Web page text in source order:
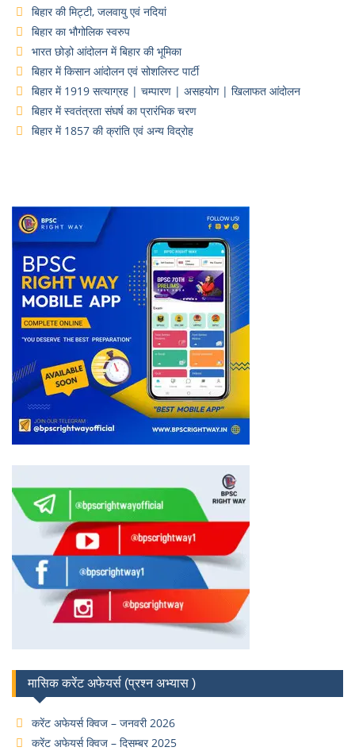
बिहार की मिट्टी, जलवायु एवं नदियां
बिहार का भौगोलिक स्वरुप
भारत छोड़ो आंदोलन में बिहार की भूमिका
बिहार में किसान आंदोलन एवं सोशलिस्ट पार्टी
बिहार में 1919 सत्याग्रह | चम्पारण | असहयोग | खिलाफत आंदोलन
बिहार में स्वतंत्रता संघर्ष का प्रारंभिक चरण
बिहार में 1857 की क्रांति एवं अन्य विद्रोह
मासिक करेंट अफेयर्स (प्रश्न अभ्यास )
करेंट अफेयर्स क्विज – जनवरी 2026
करेंट अफेयर्स क्विज – दिसम्बर 2025